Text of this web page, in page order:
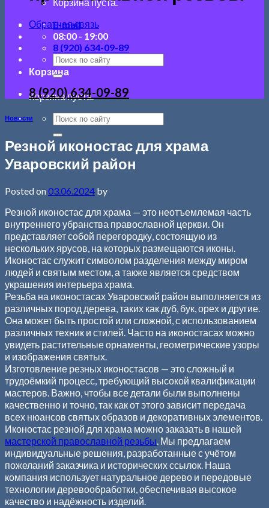
E-mail
08:00 - 19:00
8 (920) 634-09-89
Корзина
Корзина пуста.
Обратная связь
8 (920) 634-09-89
Новости
Резной иконостас для храма
Уваровский район
Posted on03.06.2024 by
Резной иконостас для храма — это неотъемлемая часть
внутреннего убранства православной церкви. Он
представляет собой перегородку, состоящую из
нескольких ярусов, на которых размещаются иконы.
Иконостас служит символом разделения между миром
людей и святым местом, а также является средством
украшения интерьера храма.
Резьба на иконостасах Уваровский район выполняется из
различных пород дерева, таких как дуб, бук, орех и другие.
Она может быть простой или сложной, с использованием
различных техник и стилей. Часто на иконостасах можно
увидеть растительные орнаменты, геометрические узоры
и изображения святых.
Изготовление резных иконостасов — это сложный и
трудоёмкий процесс, требующий высокой квалификации
мастеров. Важно, чтобы все детали были выполнены
качественно и точно, так как от этого зависит передача
всех нюансов святых образов и декоративных элементов.
Иконостас резной для храма можно заказать в нашей
мастерской православной резьбы. Мы предлагаем
индивидуальные решения, разработанные с учётом
пожеланий заказчика и исторических ссылок. Наша
компания использует натуральное дерево и передовые
технологии деревообработки, обеспечивая высокое
качество и надёжность изделий.